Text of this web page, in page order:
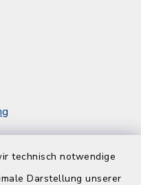
technisch notwendige
Darstellung unserer